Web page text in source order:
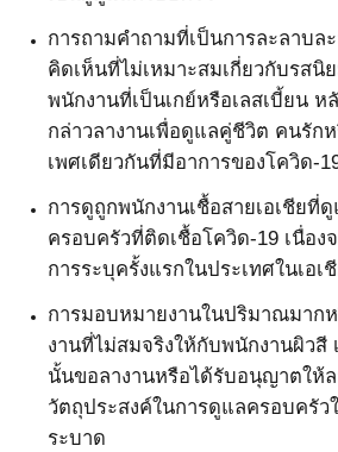
การถามคำถามที่เป็นการละลาบล
คิดเห็นที่ไม่เหมาะสมเกี่ยวกับรสนิ
พนักงานที่เป็นเกย์หรือเลสเบี้ยน ห
กล่าวลางานเพื่อดูแลคู่ชีวิต คนรัก
เพศเดียวกันที่มีอาการของโควิด-
การดูถูกพนักงานเชื้อสายเอเชียที่
ครอบครัวที่ติดเชื้อโควิด-19 เนื่อง
การระบุครั้งแรกในประเทศในเอเ
การมอบหมายงานในปริมาณมาก
งานที่ไม่สมจริงให้กับพนักงานผิวสี
นั้นขอลางานหรือได้รับอนุญาตให้ล
วัตถุประสงค์ในการดูแลครอบครั
ระบาด